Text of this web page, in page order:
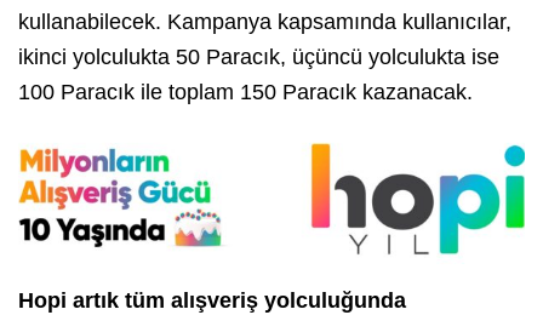
kullanabilecek. Kampanya kapsamında kullanıcılar,
ikinci yolculukta 50 Paracık, üçüncü yolculukta ise
100 Paracık ile toplam 150 Paracık kazanacak.
Hopi artık tüm alışveriş yolculuğunda